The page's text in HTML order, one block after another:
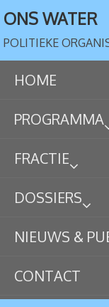
ONS WATER
POLITIEKE
HOME
PROGRAMMA
FRACTIE
DOSSIERS
NIEUWS &
CONTACT